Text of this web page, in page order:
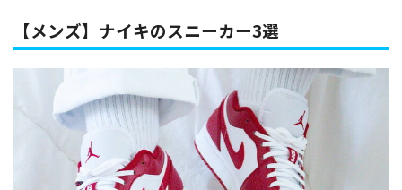
【メンズ】ナイキのスニーカー3選